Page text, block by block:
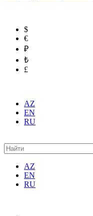
$
€
₽
₺
£
AZ
EN
RU
AZ
EN
RU